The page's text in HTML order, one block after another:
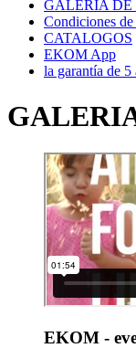
GALERIA DE
Condiciones de
CATALOGOS
EKOM App
la garantía de 5
EKOM -